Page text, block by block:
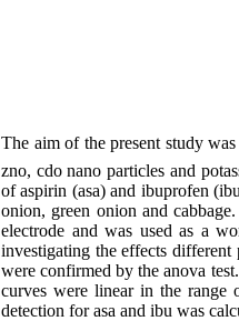
The aim of the present study
zno, cdo nano particles and
of aspirin (asa) and ibuprofen
onion, green onion and
electrode and was used as a
investigating the effects different
were confirmed by the anova
curves were linear in the
detection for asa and ibu was